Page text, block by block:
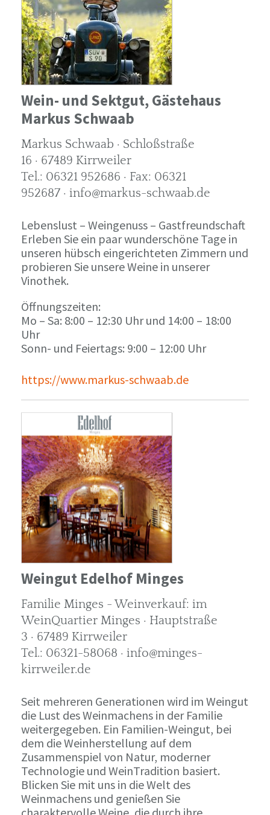
Wein- und Sektgut, Gästehaus
Markus Schwaab
Markus Schwaab · Schloßstraße
16 · 67489 Kirrweiler
Tel.: 06321 952686 · Fax: 06321
952687 · info@markus-schwaab.de
Lebenslust – Weingenuss – Gastfreundschaft
Erleben Sie ein paar wunderschöne Tage in
unseren hübsch eingerichteten Zimmern und
probieren Sie unsere Weine in unserer
Vinothek.
Öffnungszeiten:
Mo – Sa: 8:00 – 12:30 Uhr und 14:00 – 18:00
Uhr
Sonn- und Feiertags: 9:00 – 12:00 Uhr
https://www.markus-schwaab.de
Weingut Edelhof Minges
Familie Minges - Weinverkauf: im
WeinQuartier Minges · Hauptstraße
3 · 67489 Kirrweiler
Tel.: 06321-58068 · info@minges-
kirrweiler.de
Seit mehreren Generationen wird im Weingut
die Lust des Weinmachens in der Familie
weitergegeben. Ein Familien-Weingut, bei
dem die Weinherstellung auf dem
Zusammenspiel von Natur, moderner
Technologie und WeinTradition basiert.
Blicken Sie mit uns in die Welt des
Weinmachens und genießen Sie